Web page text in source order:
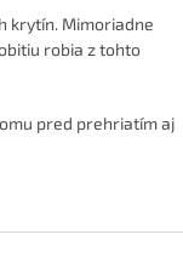
krytín. Mimoriadne
robia z tohto
pred prehriatím aj